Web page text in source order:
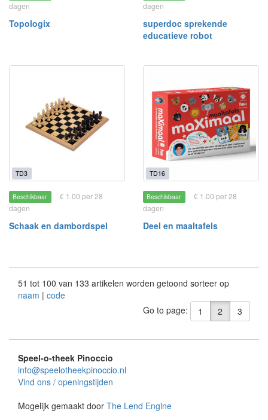
dagen
Topologix
dagen
superdoc sprekende
educatieve robot
TD3
Beschikbaar
€ 1.00 per 28
dagen
Schaak en dambordspel
TD16
Beschikbaar
€ 1.00 per 28
dagen
Deel en maaltafels
51 tot 100 van 133 artikelen worden getoond sorteer op
naam | code
Go to page:
1 2 3
Speel-o-theek Pinoccio
info@speelotheekpinoccio.nl
Vind ons / openingstijden
Mogelijk gemaakt door The Lend Engine